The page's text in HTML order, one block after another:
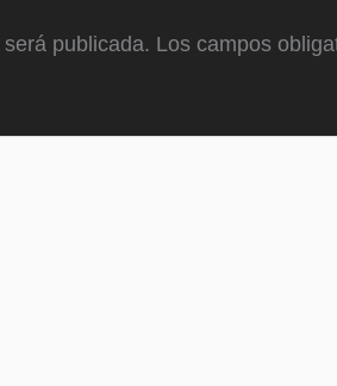
publicada. Los campos